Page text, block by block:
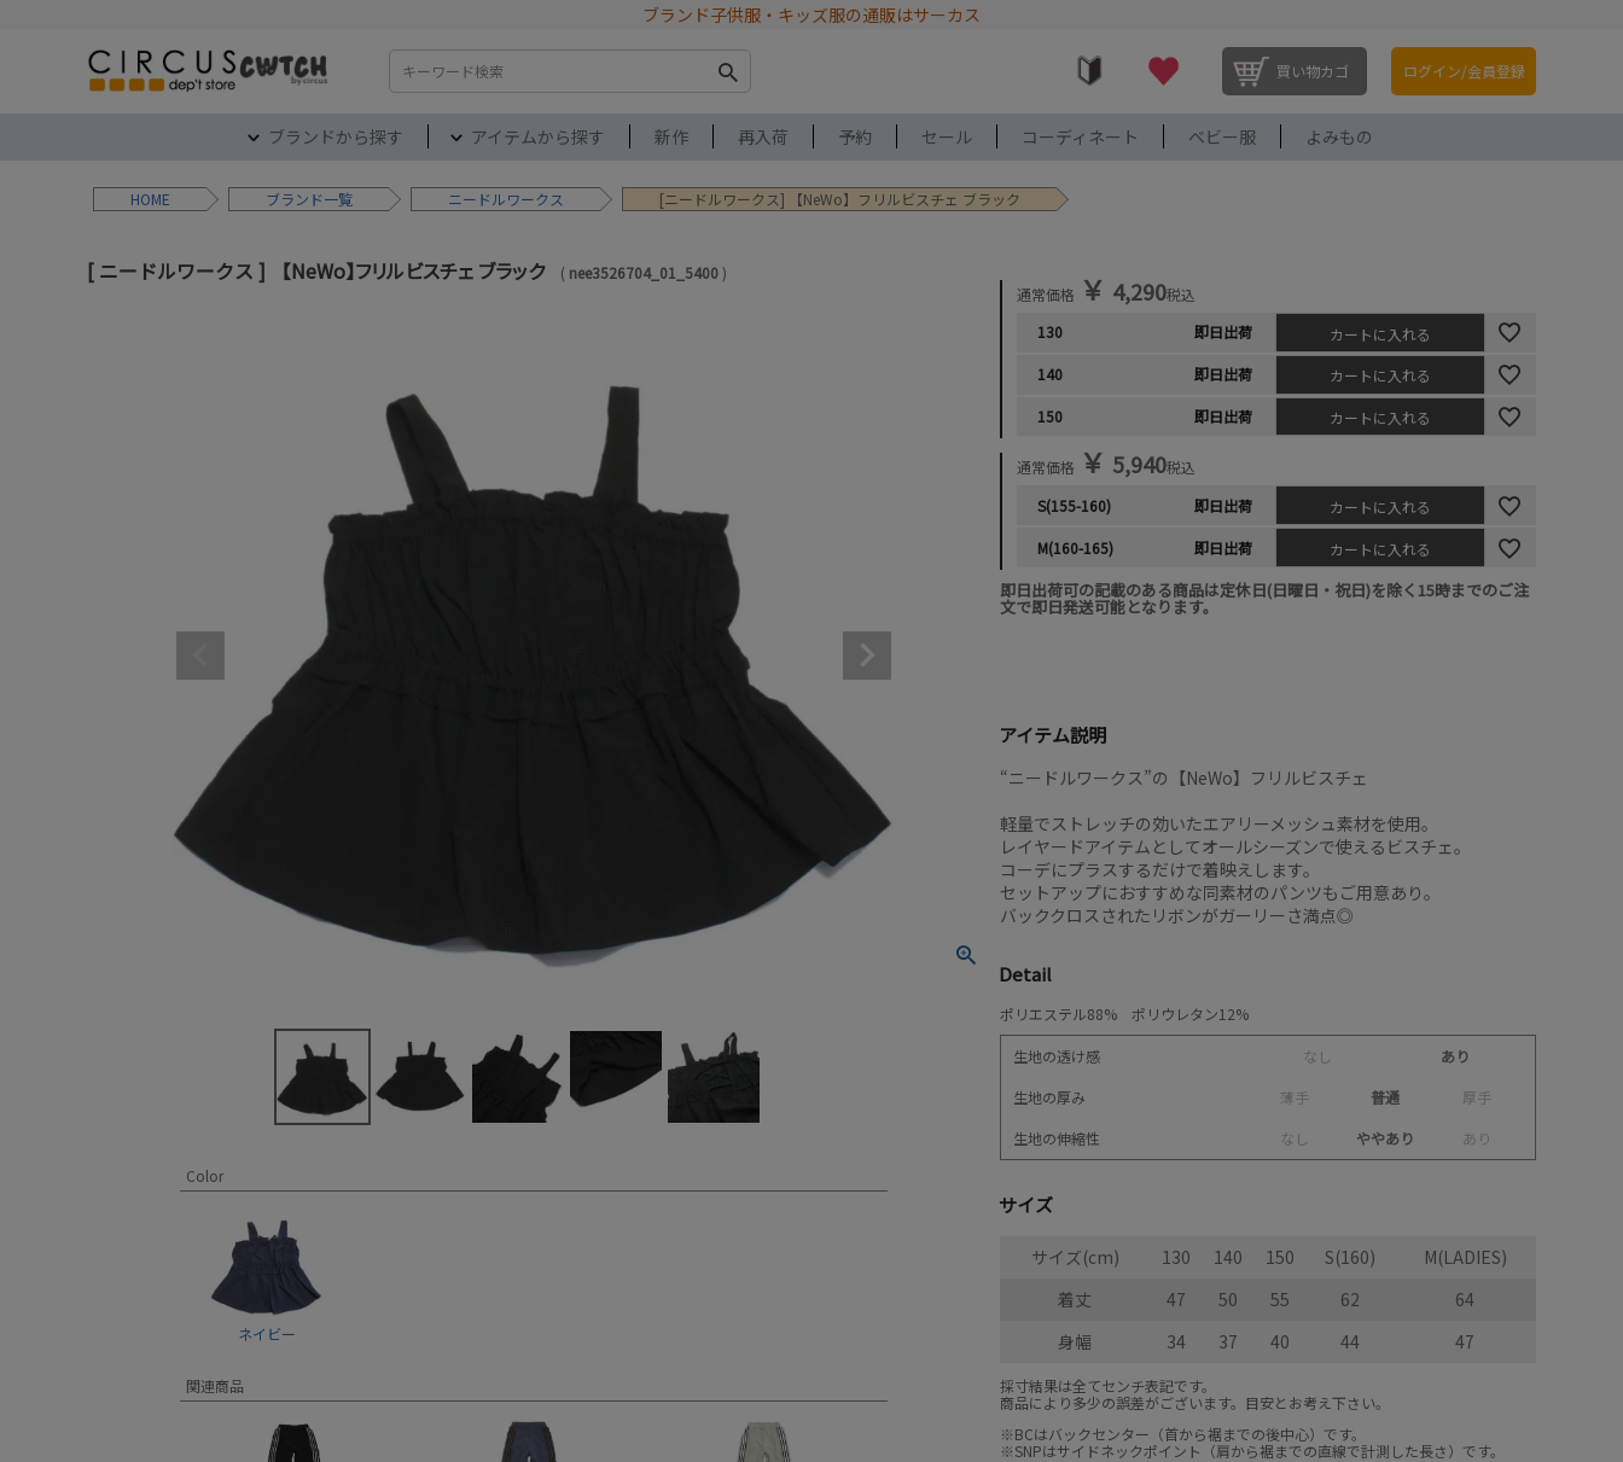
ブランド子供服・キッズ服の通販はサーカス
検索 買い物カゴ ログイン/会員登録
ブランドから探す アイテムから探す 新作 再入荷 予約 セール コーディネート ベビー服 よみもの
HOME ブランド ニードルワークス [ニードルワークス] 【NeWo】フリルビスチェ ブラック
ニードルワークス 【NeWo】フリルビスチェ ブラック nee3526704_01_5400
Color
ネイビー
関連商品
通常価格 ￥ 4,290税込
130
即日出荷
カートに入れる
140
即日出荷
カートに入れる
150
即日出荷 カートに入れる
通常価格 ￥ 5,940税込
S(155-160)
即日出荷
カートに入れる
M(160-165)
即日出荷 カートに入れる
即日出荷可の記載のある商品は定休日(日曜日・祝日)を除く15時までのご注
文で即日発送可能となります。
アイテム説明
“ニードルワークス”の【NeWo】フリルビスチェ
軽量でストレッチの効いたエアリーメッシュ素材を使用。
レイヤードアイテムとしてオールシーズンで使えるビスチェ。
コーデにプラスするだけで着映えします。
セットアップにおすすめな同素材のパンツもご用意あり。
バッククロスされたリボンがガーリーさ満点◎
Detail
ポリエステル88% ポリウレタン12%
生地の透け感 な し
あり
生地の厚み
薄手 普通 厚手
生地の伸縮性
な し ややあり あ り
サイズ
サイズ(cm) 130 140 150 S(160)
M(LADIES)
着丈
47 50 55 62
64
身幅
34 37 40 44 47
採寸結果は全てセンチ表記です。
商品により多少の誤差がございます。目安とお考え下さい。
※BCはバックセンター（首から裾までの後中心）です。
※SNPはサイドネックポイント（肩から裾までの直線で計測した長さ）です。